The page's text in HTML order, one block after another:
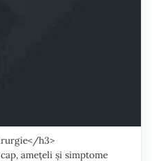
h3>
amețeli și simptome